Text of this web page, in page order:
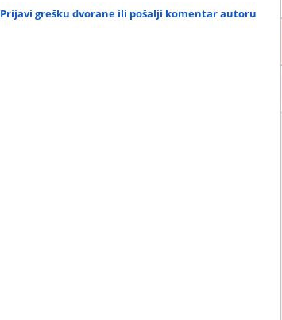
Prijavi grešku dvorane ili pošalji komentar autoru